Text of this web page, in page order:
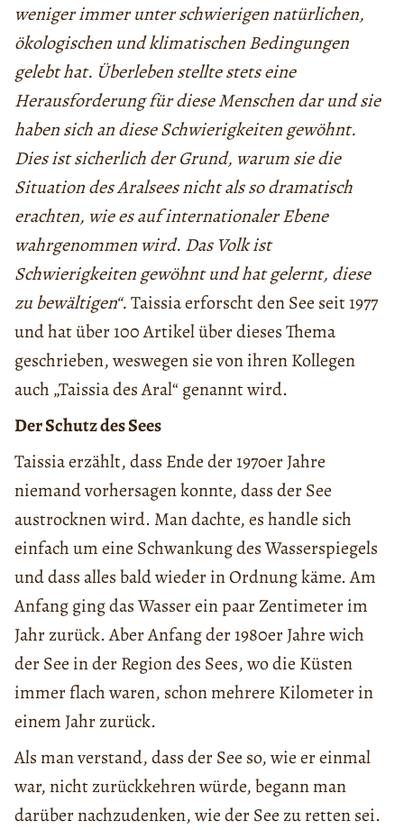
weniger immer unter schwierigen natürlichen,
ökologischen und klimatischen Bedingungen
gelebt hat. Überleben stellte stets eine
Herausforderung für diese Menschen dar und sie
haben sich an diese Schwierigkeiten gewöhnt.
Dies ist sicherlich der Grund, warum sie die
Situation des Aralsees nicht als so dramatisch
erachten, wie es auf internationaler Ebene
wahrgenommen wird. Das Volk ist
Schwierigkeiten gewöhnt und hat gelernt, diese
zu bewältigen“.Taissia erforscht den See seit 1977
und hat über 100 Artikel über dieses Thema
geschrieben, weswegen sie von ihren Kollegen
auch „Taissia des Aral“ genannt wird.
Der Schutz des Sees
Taissia erzählt, dass Ende der 1970er Jahre
niemand vorhersagen konnte, dass der See
austrocknen wird. Man dachte, es handle sich
einfach um eine Schwankung des Wasserspiegels
und dass alles bald wieder in Ordnung käme. Am
Anfang ging das Wasser ein paar Zentimeter im
Jahr zurück. Aber Anfang der 1980er Jahre wich
der See in der Region des Sees, wo die Küsten
immer flach waren, schon mehrere Kilometer in
einem Jahr zurück.
Als man verstand, dass der See so, wie er einmal
war, nicht zurückkehren würde, begann man
darüber nachzudenken, wie der See zu retten sei.